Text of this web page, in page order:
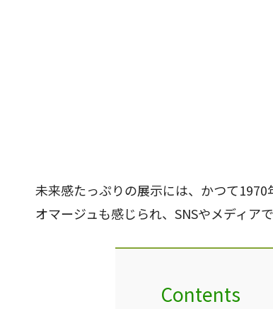
未来感たっぷりの展示には、かつて
オマージュも感じられ、SNSやメディア
Contents